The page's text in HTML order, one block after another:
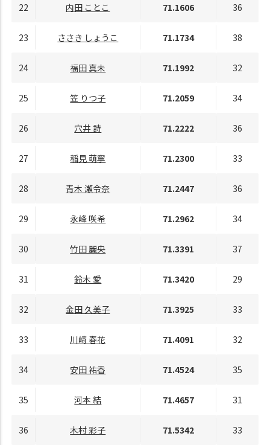
22 内田 ことこ 71.1606 36
23 ささき しょうこ 71.1734 38
24 福田 真未 71.1992 32
25 笠 りつ子 71.2059 34
26 穴井 詩 71.2222 36
27 稲見 萌寧 71.2300 33
28 青木 瀬令奈 71.2447 36
29 永峰 咲希 71.2962 34
30 竹田 麗央 71.3391 37
31 鈴木 愛 71.3420 29
32 金田 久美子 71.3925 33
33 川﨑 春花 71.4091 32
34 安田 祐香 71.4524 35
35 河本 結 71.4657 31
36 木村 彩子 71.5342 33